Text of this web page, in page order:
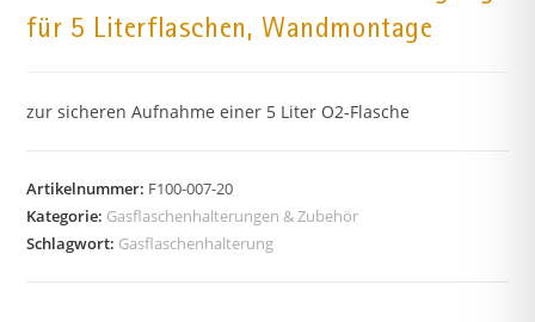
für 5 Literflaschen, Wandmontage
zur sicheren Aufnahme einer 5 Liter O2-Flasche
Artikelnummer: F100-007-20
Kategorie: Gasflaschenhalterungen & Zubehör
Schlagwort: Gasflaschenhalterung